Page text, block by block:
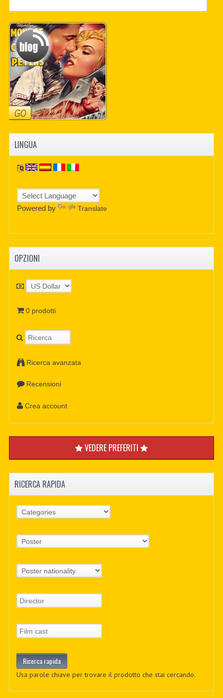
LINGUA
Powered by Translate
OPZIONI
0 prodotti
Ricerca avanzata
Recensioni
Crea account
VEDERE PREFERITI
RICERCA RAPIDA
Usa parole chiave per trovare il prodotto che stai cercando.